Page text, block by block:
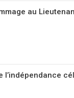
au
l’indépendance